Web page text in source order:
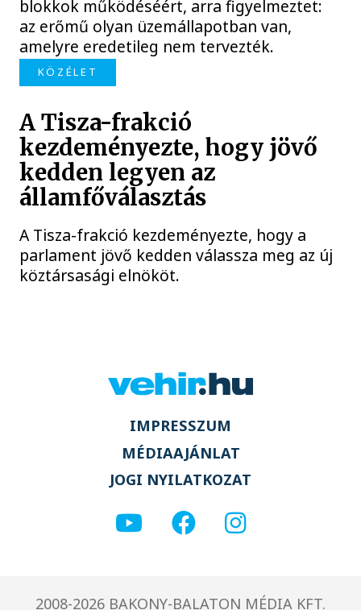
blokkok működéséért, arra figyelmeztet:
az erőmű olyan üzemállapotban van,
amelyre eredetileg nem tervezték.
KÖZÉLET
A Tisza-frakció
kezdeményezte, hogy jövő
kedden legyen az
államfőválasztás
A Tisza-frakció kezdeményezte, hogy a
parlament jövő kedden válassza meg az új
köztársasági elnököt.
IMPRESSZUM
MÉDIAAJÁNLAT
JOGI NYILATKOZAT
2008-2026 BAKONY-BALATON MÉDIA KFT.